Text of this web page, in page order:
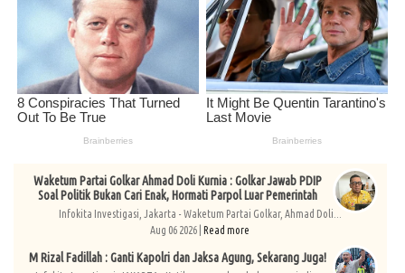
Waketum Partai Golkar Ahmad Doli Kurnia : Golkar Jawab PDIP
Soal Politik Bukan Cari Enak, Hormati Parpol Luar Pemerintah
Infokita Investigasi, Jakarta - Waketum Partai Golkar, Ahmad Doli...
Aug 06 2026 |Read more
M Rizal Fadillah : Ganti Kapolri dan Jaksa Agung, Sekarang Juga!